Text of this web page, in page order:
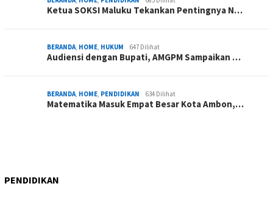
Ketua SOKSI Maluku Tekankan Pentingnya N…
BERANDA HOME HUKUM 647 Dilihat
Audiensi dengan Bupati, AMGPM Sampaikan …
BERANDA HOME PENDIDIKAN 634 Dilihat
Matematika Masuk Empat Besar Kota Ambon,…
PENDIDIKAN